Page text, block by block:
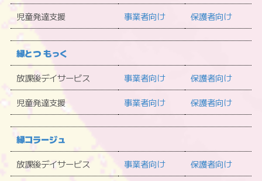
児童発達支援
事業者向け 保護者向け
縁とつ もっく
放課後デイサービス
事業者向け
保護者向け
児童発達支援
事業者向け 保護者向け
縁コラージュ
放課後デイサービス
事業者向け
保護者向け